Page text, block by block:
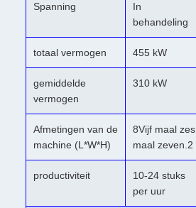
Spanning
In
behandeling
totaal vermogen 455 kW
gemiddelde
vermogen
310 kW
Afmetingen van de
machine (L*W*H)
8Vijf maal zes
maal zeven.2
productiviteit
10-24 stuks
per uur